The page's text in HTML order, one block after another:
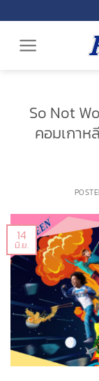
to
content
So Not
คอมเกา
14
มิ.ย.